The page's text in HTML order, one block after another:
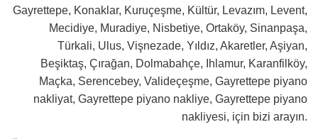
Gayrettepe, Konaklar, Kuruçeşme, Kültür, Levazım, Levent,
Mecidiye, Muradiye, Nisbetiye, Ortaköy, Sinanpaşa,
Türkali, Ulus, Vişnezade, Yıldız, Akaretler, Aşiyan,
Beşiktaş, Çırağan, Dolmabahçe, Ihlamur, Karanfilköy,
Maçka, Serencebey, Valideçeşme, Gayrettepe piyano
nakliyat, Gayrettepe piyano nakliye, Gayrettepe piyano
nakliyesi, için bizi arayın.